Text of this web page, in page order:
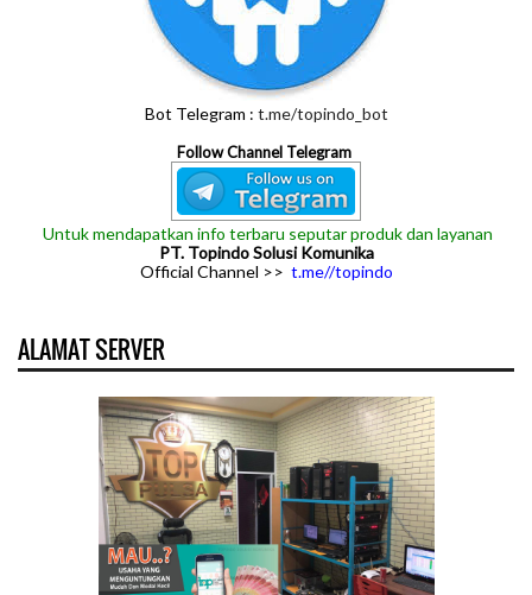
Bot Telegram : t.me/topindo_bot
Follow Channel Telegram
Untuk mendapatkan info terbaru seputar produk dan layanan
PT. Topindo Solusi Komunika
Official Channel >> t.me//topindo
ALAMAT SERVER